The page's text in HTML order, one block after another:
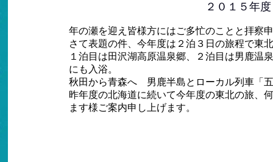
２０１５年
年の瀬を迎え皆様方にはご多忙のことと拝察
さて表題の件、今年度は２泊３日の旅程で東
１泊目は田沢湖高原温泉郷、２泊目は男鹿温
にも入浴。
秋田から青森へ 男鹿半島とローカル列車「
昨年度の北海道に続いて今年度の東北の旅、
ます様ご案内申し上げます。